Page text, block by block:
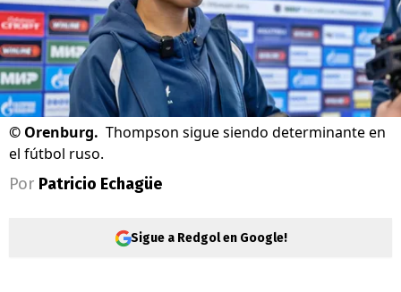
© Orenburg. Thompson sigue siendo determinante en
el fútbol ruso.
Por Patricio Echagüe
Sigue a Redgol en Google!